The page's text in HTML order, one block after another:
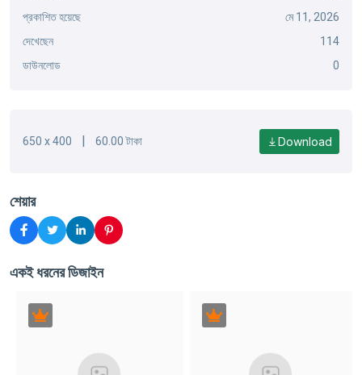
প্রকাশিত হয়েছে
মে 11, 2026
দেখেছেন
114
ডাউনলোড
0
650 x 400 60.00 টাকা Download
শেয়ার
একই ধরনের ডিজাইন